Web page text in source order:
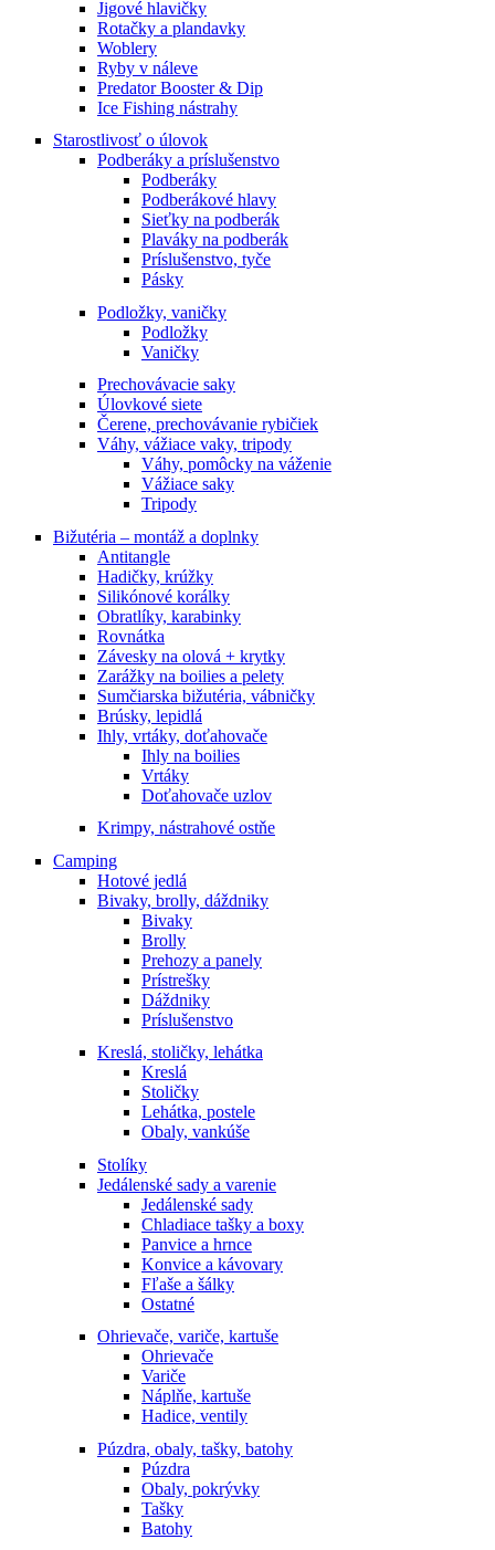
Jigové hlavičky
Rotačky a plandavky
Woblery
Ryby v náleve
Predator Booster & Dip
Ice Fishing nástrahy
Starostlivosť o úlovok
Podberáky a príslušenstvo
Podberáky
Podberákové hlavy
Sieťky na podberák
Plaváky na podberák
Príslušenstvo, tyče
Pásky
Podložky, vaničky
Podložky
Vaničky
Prechovávacie saky
Úlovkové siete
Čerene, prechovávanie rybičiek
Váhy, vážiace vaky, tripody
Váhy, pomôcky na váženie
Vážiace saky
Tripody
Bižutéria – montáž a doplnky
Antitangle
Hadičky, krúžky
Silikónové korálky
Obratlíky, karabinky
Rovnátka
Závesky na olová + krytky
Zarážky na boilies a pelety
Sumčiarska bižutéria, vábničky
Brúsky, lepidlá
Ihly, vrtáky, doťahovače
Ihly na boilies
Vrtáky
Doťahovače uzlov
Krimpy, nástrahové ostňe
Camping
Hotové jedlá
Bivaky, brolly, dáždniky
Bivaky
Brolly
Prehozy a panely
Prístrešky
Dáždniky
Príslušenstvo
Kreslá, stoličky, lehátka
Kreslá
Stoličky
Lehátka, postele
Obaly, vankúše
Stolíky
Jedálenské sady a varenie
Jedálenské sady
Chladiace tašky a boxy
Panvice a hrnce
Konvice a kávovary
Fľaše a šálky
Ostatné
Ohrievače, variče, kartuše
Ohrievače
Variče
Náplňe, kartuše
Hadice, ventily
Púzdra, obaly, tašky, batohy
Púzdra
Obaly, pokrývky
Tašky
Batohy